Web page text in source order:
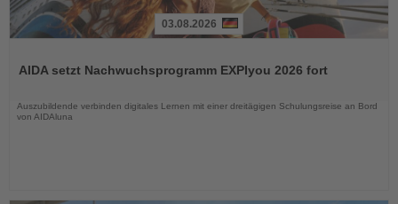
die
03.08.2026
AIDA setzt Nachwuchsprogramm EXPIyou 2026 fort
Auszubildende verbinden digitales Lernen mit einer dreitägigen Schulungsreise an Bord
von AIDAluna